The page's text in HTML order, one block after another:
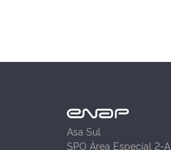
Asa Sul
SPO Área Especial 2-A